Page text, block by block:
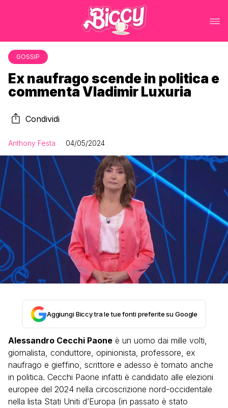
GOSSIP
Ex naufrago scende in politica e
commenta Vladimir Luxuria
Condividi
Anthony Festa 04/05/2024
Aggiungi Biccy tra le tue fonti preferite su Google
Alessandro Cecchi Paone è un uomo dai mille volti,
giornalista, conduttore, opinionista, professore, ex
naufrago e gieffino, scrittore e adesso è tornato anche
in politica. Cecchi Paone infatti è candidato alle elezioni
europee del 2024 nella circoscrizione nord-occidentale
nella lista Stati Uniti d’Europa (in passato è stato